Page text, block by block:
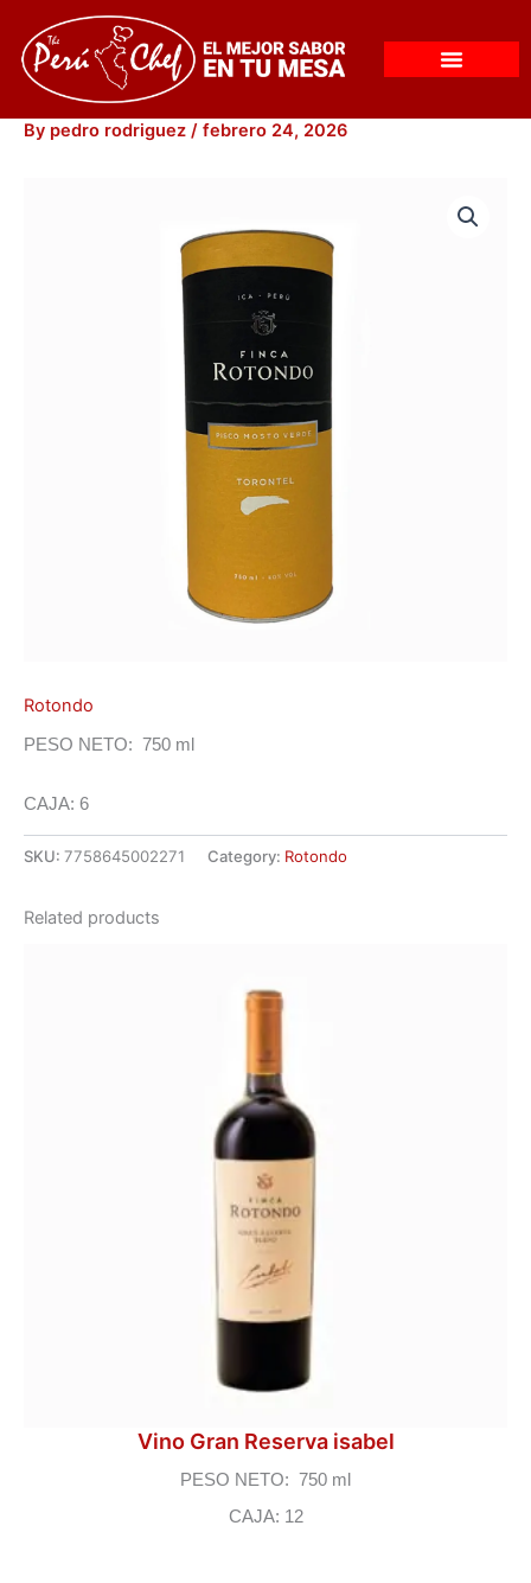
content
By pedro rodriguez / febrero 24, 2026
Rotondo
PESO NETO: 750 ml
CAJA: 6
SKU: 7758645002271 Category: Rotondo
Related products
Vino Gran Reserva isabel
PESO NETO: 750 ml
CAJA: 12